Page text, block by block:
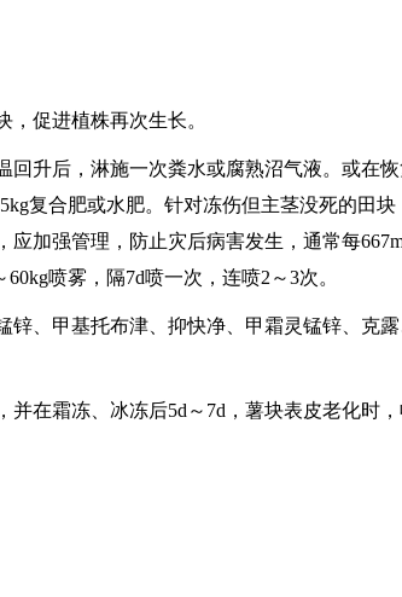
促进植株再次生长。
升后，淋施一次粪水或腐熟沼气液。或在
复合肥或水肥。针对冻伤但主茎没死的田
加强管理，防止灾后病害发生，通常每
喷雾，隔7d喷一次，连喷2～3次。
、甲基托布津、抑快净、甲霜灵锰锌、克
在霜冻、冰冻后5d～7d，薯块表皮老化时，